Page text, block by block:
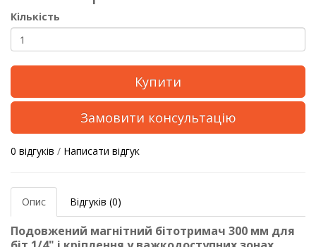
Кількість
Купити
Замовити консультацію
0 відгуків / Написати відгук
Опис Відгуків (0)
Подовжений магнітний бітотримач 300 мм для